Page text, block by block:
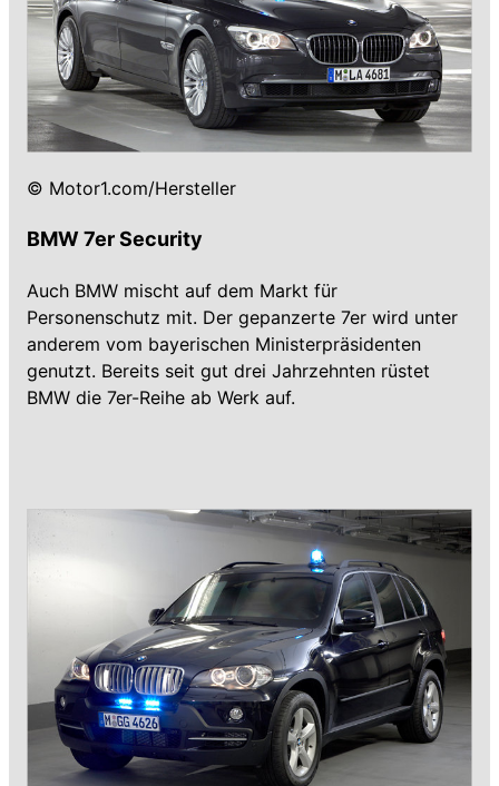
© Motor1.com/Hersteller
BMW 7er Security
Auch BMW mischt auf dem Markt für
Personenschutz mit. Der gepanzerte 7er wird unter
anderem vom bayerischen Ministerpräsidenten
genutzt. Bereits seit gut drei Jahrzehnten rüstet
BMW die 7er-Reihe ab Werk auf.